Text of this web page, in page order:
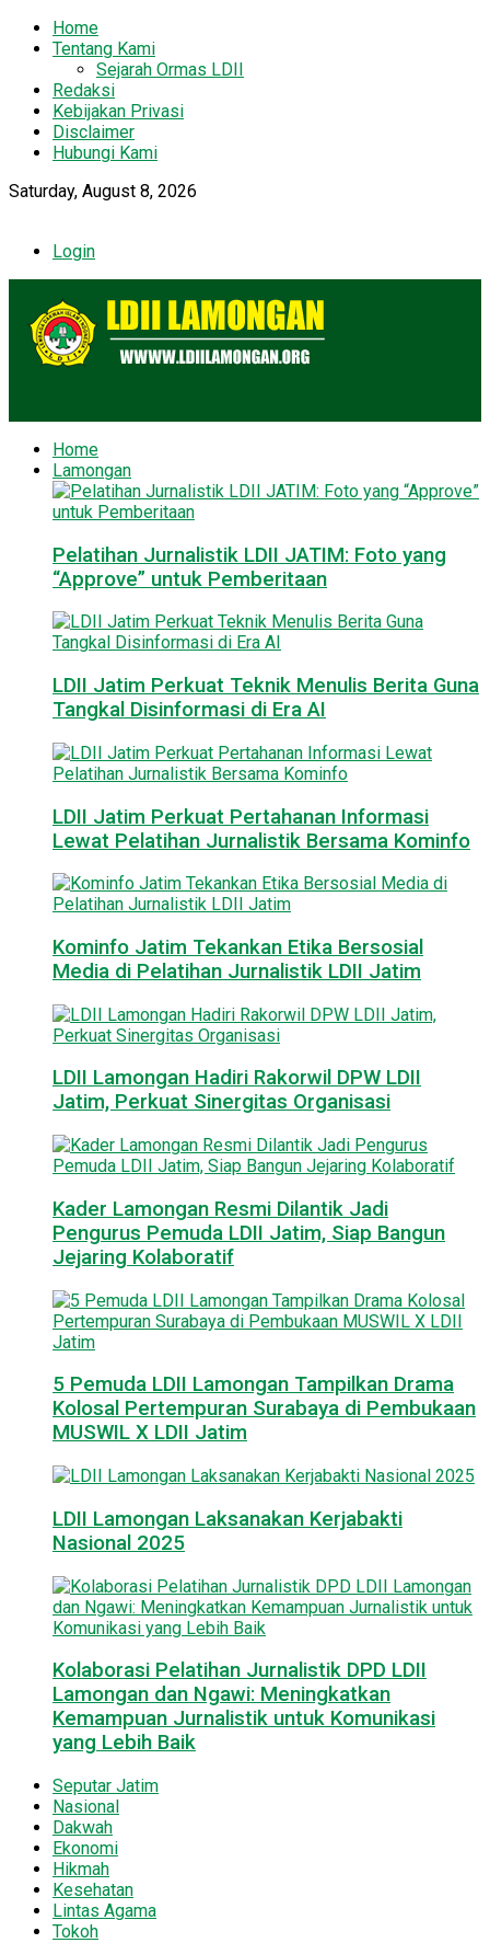
Home
Tentang Kami
Sejarah Ormas LDII
Redaksi
Kebijakan Privasi
Disclaimer
Hubungi Kami
Saturday, August 8, 2026
Login
Home
Lamongan
Pelatihan Jurnalistik LDII JATIM: Foto yang
“Approve” untuk Pemberitaan
LDII Jatim Perkuat Teknik Menulis Berita Guna
Tangkal Disinformasi di Era AI
LDII Jatim Perkuat Pertahanan Informasi
Lewat Pelatihan Jurnalistik Bersama Kominfo
Kominfo Jatim Tekankan Etika Bersosial
Media di Pelatihan Jurnalistik LDII Jatim
LDII Lamongan Hadiri Rakorwil DPW LDII
Jatim, Perkuat Sinergitas Organisasi
Kader Lamongan Resmi Dilantik Jadi
Pengurus Pemuda LDII Jatim, Siap Bangun
Jejaring Kolaboratif
5 Pemuda LDII Lamongan Tampilkan Drama
Kolosal Pertempuran Surabaya di Pembukaan
MUSWIL X LDII Jatim
LDII Lamongan Laksanakan Kerjabakti
Nasional 2025
Kolaborasi Pelatihan Jurnalistik DPD LDII
Lamongan dan Ngawi: Meningkatkan
Kemampuan Jurnalistik untuk Komunikasi
yang Lebih Baik
Seputar Jatim
Nasional
Dakwah
Ekonomi
Hikmah
Kesehatan
Lintas Agama
Tokoh